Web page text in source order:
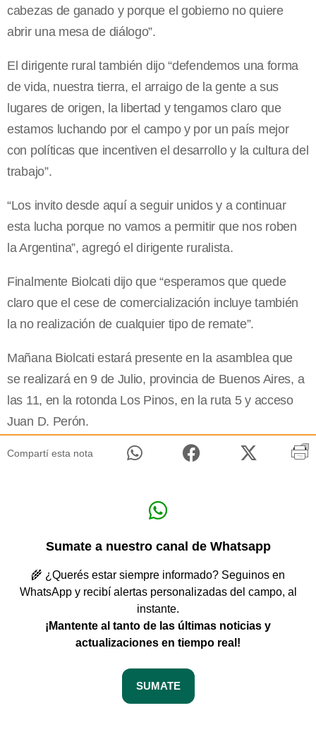
cabezas de ganado y porque el gobierno no quiere
abrir una mesa de diálogo”.
El dirigente rural también dijo “defendemos una forma
de vida, nuestra tierra, el arraigo de la gente a sus
lugares de origen, la libertad y tengamos claro que
estamos luchando por el campo y por un país mejor
con políticas que incentiven el desarrollo y la cultura del
trabajo”.
“Los invito desde aquí a seguir unidos y a continuar
esta lucha porque no vamos a permitir que nos roben
la Argentina”, agregó el dirigente ruralista.
Finalmente Biolcati dijo que “esperamos que quede
claro que el cese de comercialización incluye también
la no realización de cualquier tipo de remate”.
Mañana Biolcati estará presente en la asamblea que
se realizará en 9 de Julio, provincia de Buenos Aires, a
las 11, en la rotonda Los Pinos, en la ruta 5 y acceso
Juan D. Perón.
Compartí esta nota
Sumate a nuestro canal de Whatsapp
🌾 ¿Querés estar siempre informado? Seguinos en
WhatsApp y recibí alertas personalizadas del campo, al
instante.
¡Mantente al tanto de las últimas noticias y
actualizaciones en tiempo real!
SUMATE